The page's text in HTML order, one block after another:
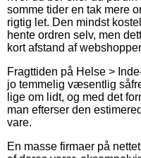
somme tider en tak mere
rigtig let. Den mindst
hente ordren selv, men
kort afstand af
Fragttiden på Helse >
jo temmelig væsentlig
lige om lidt, og med det
man efterser den
vare.
En masse firmaer på